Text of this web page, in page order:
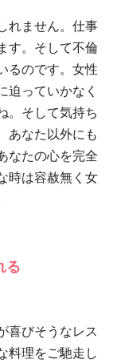
れません。仕事
す。そして不倫
るのです。女性
迫っていかなく
。そして気持ち
あなた以外にも
なたの心を完全
時は容赦無く女
る
喜びそうなレス
料理をご馳走し